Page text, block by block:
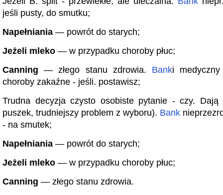
jeśli pusty, do smutku;
Napełniania — powrót do starych;
Jeżeli mleko — w przypadku choroby płuc;
Canning — złego stanu zdrowia. Banki
choroby zakaźne - jeśli. postawisz;
Trudna decyzja czysto osobiste pytanie - czy.
puszek, trudniejszy problem z wyboru). Bank
- na smutek;
Napełniania — powrót do starych;
Jeżeli mleko — w przypadku choroby płuc;
Canning — złego stanu zdrowia.